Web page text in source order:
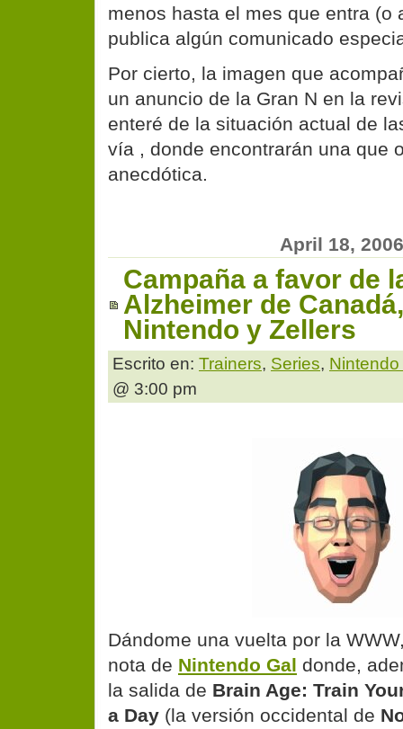
menos hasta el mes que entra (o
publica algún comunicado
Por cierto, la imagen que
un anuncio de la Gran N en la
enteré de la situación actual de
vía , donde encontrarán una que
anecdótica.
April 18, 2006
Campaña a favor de
Alzheimer de
Nintendo y Zellers
Escrito en: Trainers, Series, Nintendo
@ 3:00 pm
Dándome una vuelta por la
nota de Nintendo Gal donde,
la salida de Brain Age: Train
a Day (la versión occidental de